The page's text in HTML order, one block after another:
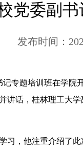
党委副
发布时间：
专题培训班在学院
讲话，桂林理工大
，他注重介绍了此